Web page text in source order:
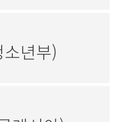
년부)